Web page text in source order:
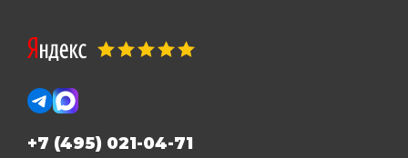
+7 (495) 021-04-71